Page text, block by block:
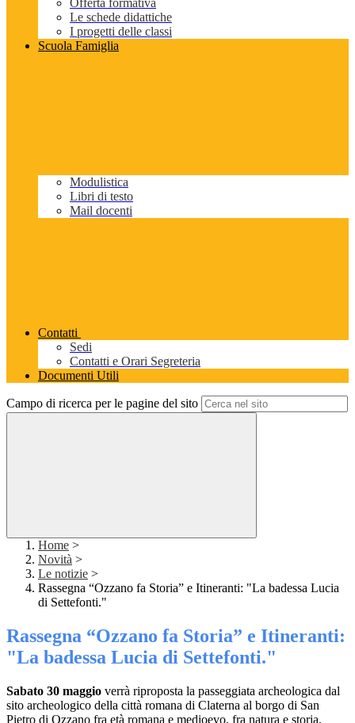
Offerta formativa
Le schede didattiche
I progetti delle classi
Scuola Famiglia
Modulistica
Libri di testo
Mail docenti
Contatti
Sedi
Contatti e Orari Segreteria
Documenti Utili
Campo di ricerca per le pagine del sito
Home >
Novità >
Le notizie >
Rassegna “Ozzano fa Storia” e Itineranti: "La badessa Lucia
di Settefonti."
Rassegna “Ozzano fa Storia” e Itineranti:
"La badessa Lucia di Settefonti."
Sabato 30 maggio verrà riproposta la passeggiata archeologica dal
sito archeologico della città romana di Claterna al borgo di San
Pietro di Ozzano fra età romana e medioevo, fra natura e storia.